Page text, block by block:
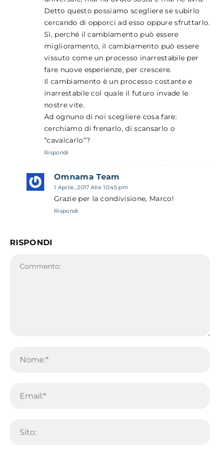
Detto questo possiamo scegliere se subirlo
cercando di opporci ad esso oppure sfruttarlo.
Sì, perché il cambiamento può essere
miglioramento, il cambiamento può essere
vissuto come un processo inarrestabile per
fare nuove esperienze, per crescere.
Il cambiamento è un processo costante e
inarrestabile col quale il futuro invade le
nostre vite.
Ad ognuno di noi scegliere cosa fare:
cerchiamo di frenarlo, di scansarlo o
“cavalcarlo”?
Rispondi
Omnama Team
1 Aprile, 2017 Alle 10:45 pm
Grazie per la condivisione, Marco!
Rispondi
RISPONDI